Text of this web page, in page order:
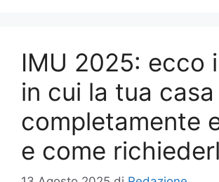
IMU 2025: ecco
in cui la tua casa
completamente
e come